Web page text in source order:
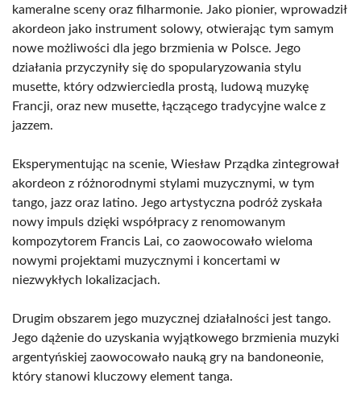
kameralne sceny oraz filharmonie. Jako pionier, wprowadził
akordeon jako instrument solowy, otwierając tym samym
nowe możliwości dla jego brzmienia w Polsce. Jego
działania przyczyniły się do spopularyzowania stylu
musette, który odzwierciedla prostą, ludową muzykę
Francji, oraz new musette, łączącego tradycyjne walce z
jazzem.
Eksperymentując na scenie, Wiesław Prządka zintegrował
akordeon z różnorodnymi stylami muzycznymi, w tym
tango, jazz oraz latino. Jego artystyczna podróż zyskała
nowy impuls dzięki współpracy z renomowanym
kompozytorem Francis Lai, co zaowocowało wieloma
nowymi projektami muzycznymi i koncertami w
niezwykłych lokalizacjach.
Drugim obszarem jego muzycznej działalności jest tango.
Jego dążenie do uzyskania wyjątkowego brzmienia muzyki
argentyńskiej zaowocowało nauką gry na bandoneonie,
który stanowi kluczowy element tanga.